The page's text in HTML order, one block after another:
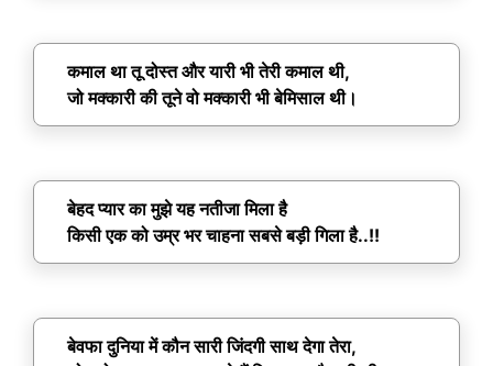
कमाल था तू दोस्त और यारी भी तेरी कमाल थी,
जो मक्कारी की तूने वो मक्कारी भी बेमिसाल थी।
बेहद प्यार का मुझे यह नतीजा मिला है
किसी एक को उम्र भर चाहना सबसे बड़ी गिला है..!!
बेवफा दुनिया में कौन सारी जिंदगी साथ देगा तेरा,